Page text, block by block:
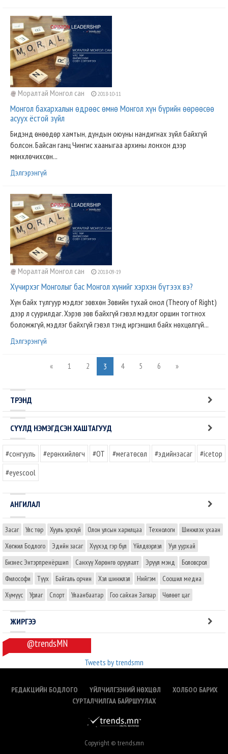
Моралтай Монгол сан 2018-10-11
Монгол бахархалын өдрөөс өмнө Монгол хүн бүрийн өөрөөсөө
асуух ёстой зүйл
Бидэнд өнөөдөр хамтын, дундын оюуны нандигнах зүйл байхгүй
болсон. Байсан ганц Чингис хааныгаа архины лонхон дээр
мөнхлөчихсөн...
Дэлгэрэнгүй
Моралтай Монгол сан 2018-09-19
Хүчирхэг Монголыг бас Монгол хүнийг хэрхэн бүтээх вэ?
Хүн байх тулгуур мэдлэг зөвхөн Зөвийн тухай онол (Theory of Right)
дээр л суурилдаг. Хэрэв зөв байхгүй гэвэл мэдлэг оршин тогтнох
боломжгүй, мэдлэг байхгүй гэвэл тэнд иргэншил байх нөхцөлгүй...
Дэлгэрэнгүй
« 1 2 3 4 5 6 »
ТРЭНД
СҮҮЛД НЭМЭГДСЭН ХАШТАГУУД
#сонгууль #ерөнхийлөгч #OT #мегатөсөл #эдийнзасаг
#icetop
#eyescool
АНГИЛАЛ
Засаг Улс төр Хууль эрхзүй Олон улсын харилцаа Технологи
Шинжлэх ухаан
Хөгжил Бодлого
Эдийн засаг Хүүхэд гэр бүл Үйлдвэрлэл
Уул уурхай
Бизнес Энтэрпренёршип
Санхүү Хөрөнгө оруулалт Эрүүл мэнд
Боловсрол
Философи
Түүх Байгаль орчин Хэл шинжлэл Нийгэм
Соошил медиа
Хүмүүс
Урлаг Спорт Улаанбаатар Гоо сайхан Загвар Чөлөөт цаг
ЖИРГЭЭ
@trendsMN
Tweets by trendsmn
РЕДАКЦИЙН БОДЛОГО ҮЙЛЧИЛГЭЭНИЙ НӨХЦӨЛ
ХОЛБОО БАРИХ
СУРТАЛЧИЛГАА БАЙРШУУЛАХ
Copyright © trends.mn